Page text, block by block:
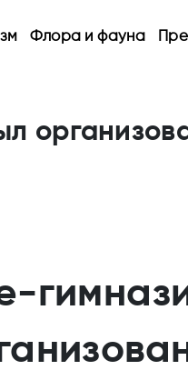
Флора и фауна